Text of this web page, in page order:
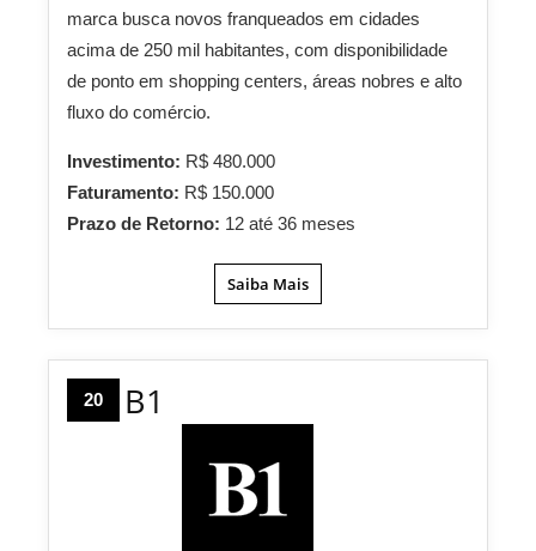
marca busca novos franqueados em cidades
acima de 250 mil habitantes, com disponibilidade
de ponto em shopping centers, áreas nobres e alto
fluxo do comércio.
Investimento: R$ 480.000
Faturamento: R$ 150.000
Prazo de Retorno: 12 até 36 meses
Saiba Mais
20 B1